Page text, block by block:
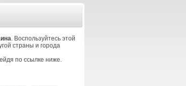
. Воспользуйтесь этой
страны и города
по ссылке ниже.